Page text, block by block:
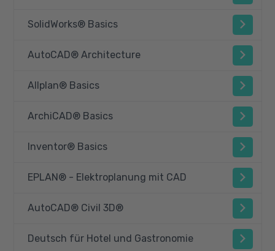
SolidWorks® Basics
AutoCAD® Architecture
Allplan® Basics
ArchiCAD® Basics
Inventor® Basics
EPLAN® - Elektroplanung mit CAD
AutoCAD® Civil 3D®
Deutsch für Hotel und Gastronomie